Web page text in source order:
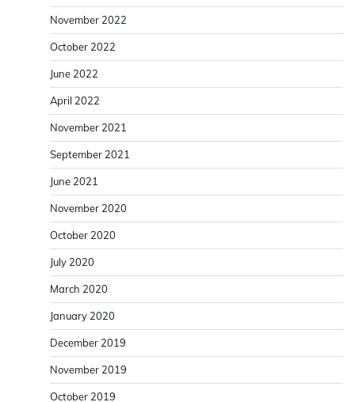
November 2022
October 2022
June 2022
April 2022
November 2021
September 2021
June 2021
November 2020
October 2020
July 2020
March 2020
January 2020
December 2019
November 2019
October 2019